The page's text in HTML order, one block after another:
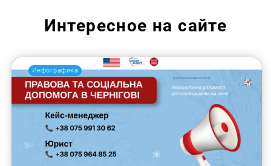
Интересное на сайте
Инфографика